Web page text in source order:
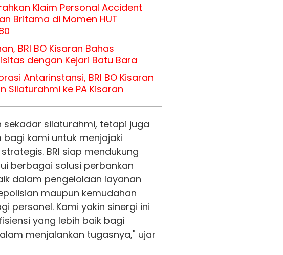
Klaim Personal Accident
Britama di Momen HUT
BRI BO Kisaran Bahas
dengan Kejari Batu Bara
Antarinstansi, BRI BO Kisaran
Silaturahmi ke PA Kisaran
sekadar silaturahmi, tetapi juga
kami untuk menjajaki
BRI siap mendukung
berbagai solusi perbankan
dalam pengelolaan layanan
maupun kemudahan
personel. Kami yakin sinergi ini
yang lebih baik bagi
menjalankan tugasnya," ujar